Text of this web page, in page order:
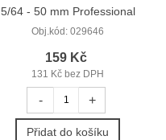
5/64 - 50 mm Professional
Obj.kód: 029646
159 Kč
131 Kč bez DPH
- +
Přidat do košíku